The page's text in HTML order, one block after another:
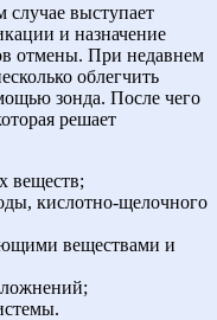
выступает
и назначение
отмены. При недавнем
облегчить
зонда. После чего
решает
веществ;
кислотно-щелочного
веществами и